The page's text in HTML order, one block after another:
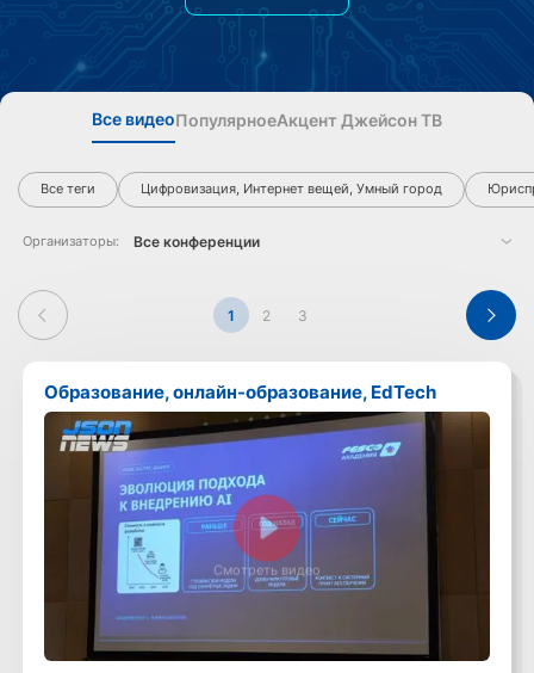
Все видеоПопулярноеАкцент Джейсон ТВ
Все теги Цифровизация, Интернет вещей, Умный город
Организаторы:
1 2 3
Образование, онлайн-образование, EdTech
Смотреть видео